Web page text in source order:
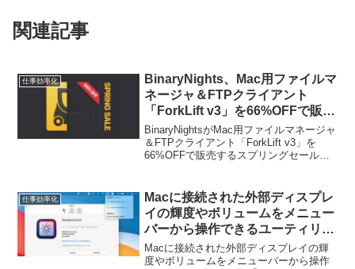
関連記事
仕事効率化
BinaryNights、Mac用ファイルマ
ネージャ＆FTPクライアント
「ForkLift v3」を66%OFFで販売
するスプリングセールを開催。
BinaryNightsがMac用ファイルマネージャ
＆FTPクライアント「ForkLift v3」を
66%OFFで販売するスプリングセールを
仕事効率化
Macに接続された外部ディスプレ
イの輝度やボリュームをメニュー
バーから操作できるユーティリテ
ィ「MonitorControl v3.0」が正
式にリリース。
Macに接続された外部ディスプレイの輝
度やボリュームをメニューバーから操作